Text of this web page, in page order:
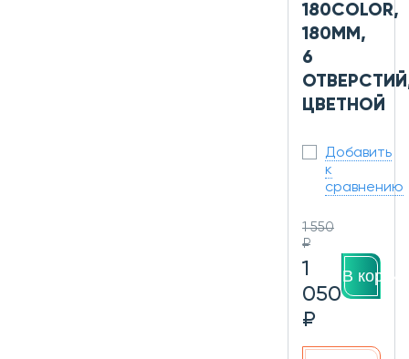
180COLOR,
180ММ,
6
ЦВЕТНОЙ
Добавить
к
сравнению
1 550
₽
1
050
₽
В